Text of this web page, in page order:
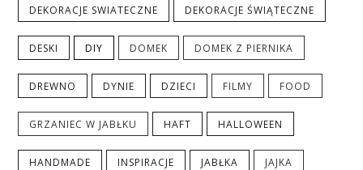
DEKORACJE SWIATECZNE DEKORACJE ŚWIĄTECZNE
DESKI DIY DOMEK DOMEK Z PIERNIKA
DREWNO DYNIE DZIECI FILMY FOOD
GRZANIEC W JABŁKU HAFT HALLOWEEN
HANDMADE INSPIRACJE JABŁKA JAJKA